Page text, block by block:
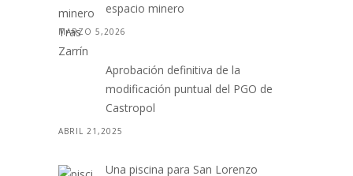
espacio minero
MARZO 5,2026
Aprobación definitiva de la
modificación puntual del PGO de
Castropol
ABRIL 21,2025
Una piscina para San Lorenzo